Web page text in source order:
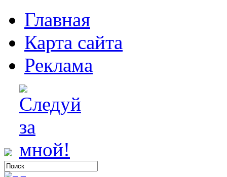
Главная
Карта сайта
Реклама